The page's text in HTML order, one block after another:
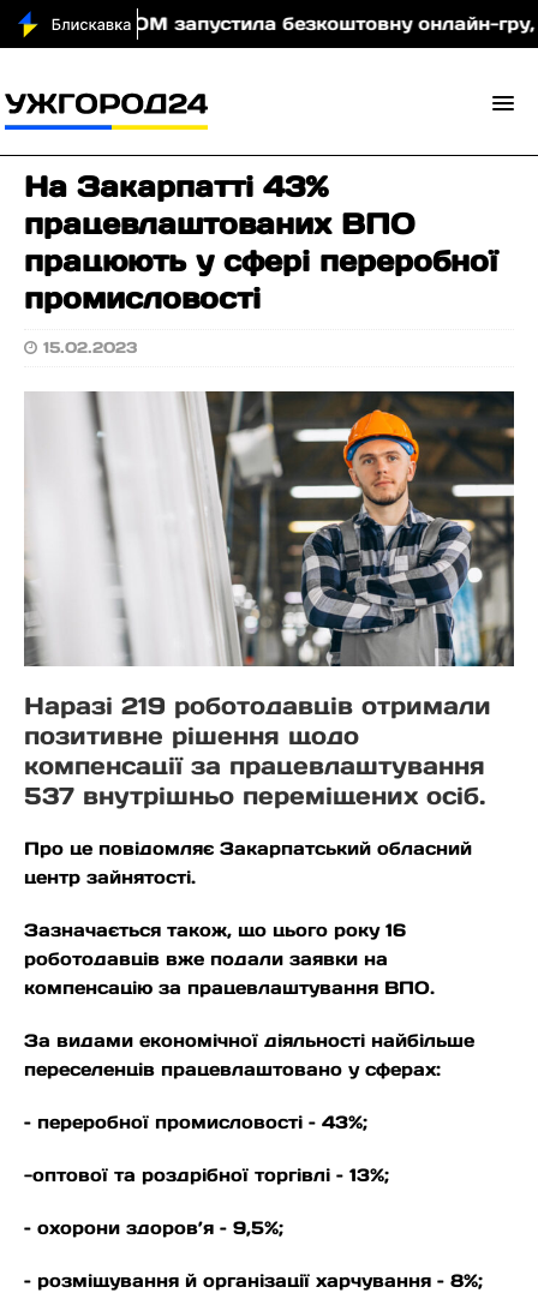
МОМ запустила безкоштовну онлайн-гру, яка
На Закарпатті 43%
працевлаштованих ВПО
працюють у сфері переробної
промисловості
15.02.2023
Наразі 219 роботодавців отримали
позитивне рішення щодо
компенсації за працевлаштування
537 внутрішньо переміщених осіб.
Про це повідомляє Закарпатський обласний
центр зайнятості.
Зазначається також, що цього року 16
роботодавців вже подали заявки на
компенсацію за працевлаштування ВПО.
За видами економічної діяльності найбільше
переселенців працевлаштовано у сферах:
– переробної промисловості – 43%;
-оптової та роздрібної торгівлі – 13%;
– охорони здоров’я – 9,5%;
– розміщування й організації харчування – 8%;